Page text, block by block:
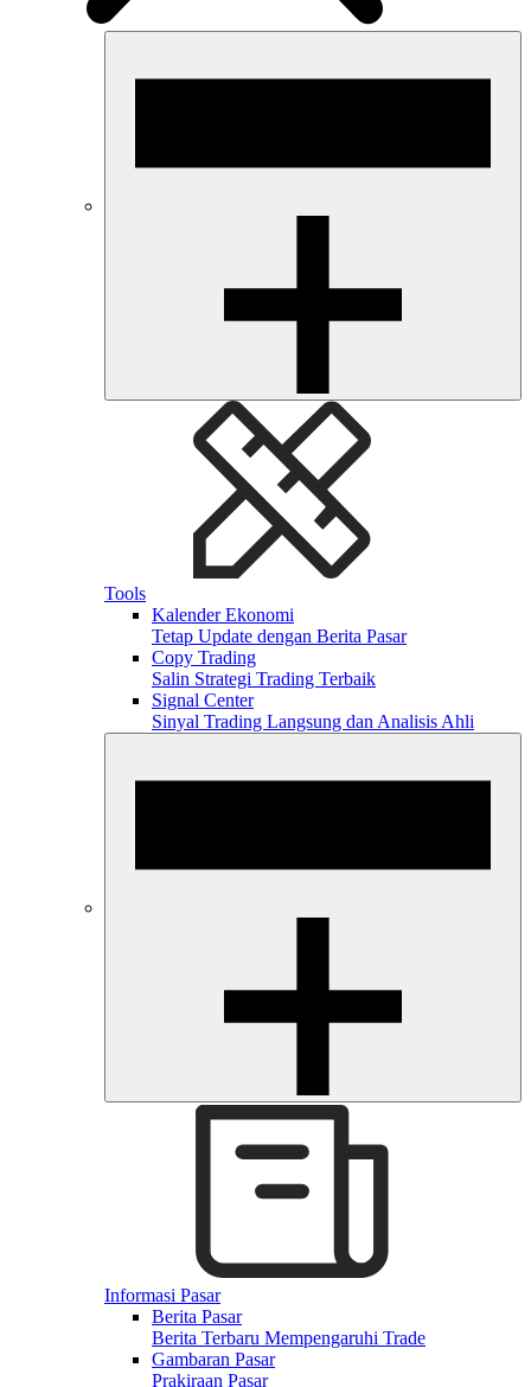
Tools
Kalender Ekonomi
Tetap Update dengan Berita Pasar
Copy Trading
Salin Strategi Trading Terbaik
Signal Center
Sinyal Trading Langsung dan Analisis Ahli
Informasi Pasar
Berita Pasar
Berita Terbaru Mempengaruhi Trade
Gambaran Pasar
Prakiraan Pasar